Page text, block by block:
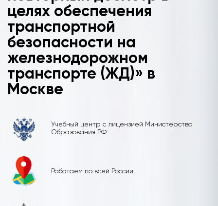
целях обеспечения
транспортной
безопасности на
железнодорожном
транспорте (ЖД)» в
Москве
Учебный центр с лицензией Министерства
Образования РФ
Работаем по всей России